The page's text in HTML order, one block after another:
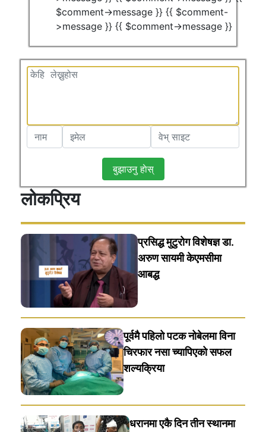
$comment->message }} {{ $comment-
>message }} {{ $comment->message }}
बुझाउनु हाेस्
लोकप्रिय
प्रसिद्ध मुटुरोग विशेषज्ञ डा.
अरुण सायमी केएमसीमा
आबद्ध
पूर्वमै पहिलो पटक नोबेलमा विना
चिरफार नसा च्यापिएको सफल
शल्यक्रिया
धरानमा एकै दिन तीन स्थानमा